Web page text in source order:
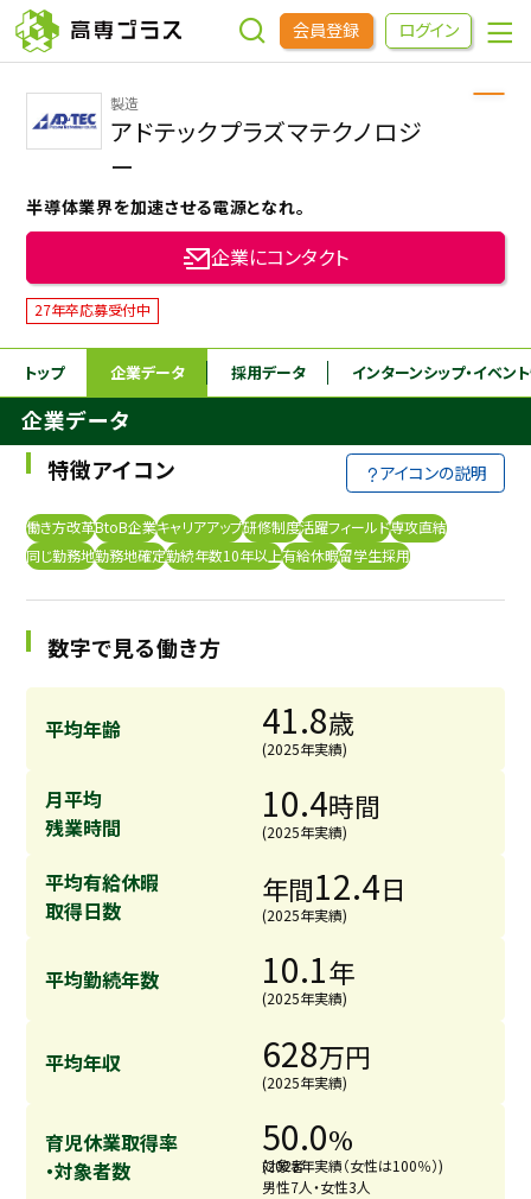
会員登録 ログイン
企業をさがす
進学先をさがす
インターンシップ・イベントをさがす
高専OBOGをさがす
高専プラスセミナー
高専生コミュニティ
めもらす
本科5年生・専攻科2年生向け 採用継続中の企業特集
製造
アドテックプラズマテクノロジ
ー
半導体業界を加速させる電源となれ。
企業にコンタクト
27年卒応募受付中
トップ 企業データ 採用データ インターンシップ・イベン
企業データ
特徴アイコン
アイコンの説明
働き方改革BtoB企業キャリアアップ研修制度活躍フィールド専攻直結
同じ勤務地勤務地確定勤続年数10年以上有給休暇留学生採用
数字で見る働き方
平均年齢 41.8歳
(2025年実績)
月平均
残業時間
10.4時間
(2025年実績)
平均有給休暇
取得日数
年間12.4日
(2025年実績)
平均勤続年数 10.1年
(2025年実績)
平均年収 628万円
(2025年実績)
育児休業取得率
・対象者数
50.0%
対象者
男性7人・女性3人
(2025年実績（女性は100％）)